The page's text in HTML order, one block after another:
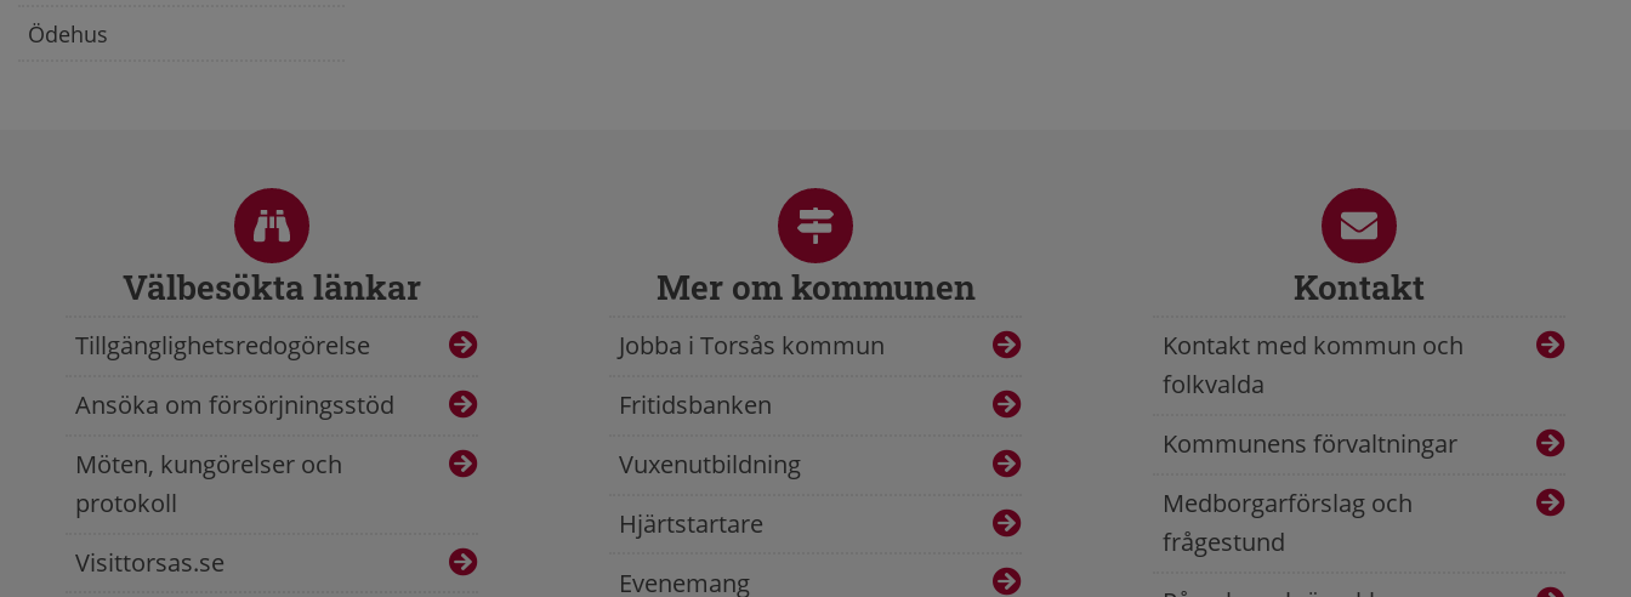
Ödehus
Välbesökta länkar
Tillgänglighetsredogörelse
Ansöka om försörjningsstöd
Möten, kungörelser och
protokoll
Visittorsas.se
Mer om kommunen
Jobba i Torsås kommun
Fritidsbanken
Vuxenutbildning
Hjärtstartare
Evenemang
Kontakt
Kontakt med kommun och
folkvalda
Kommunens förvaltningar
Medborgarförslag och
frågestund